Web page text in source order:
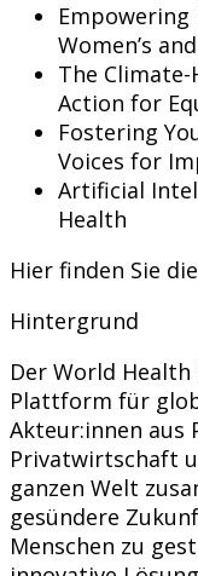
Women’s
The
Action for
Fostering
Voices for
Artificial
Health
Hier finden Sie die
Hintergrund
Der World
Plattform für
Akteur:innen aus
Privatwirtschaft
ganzen Welt
gesündere
Menschen zu